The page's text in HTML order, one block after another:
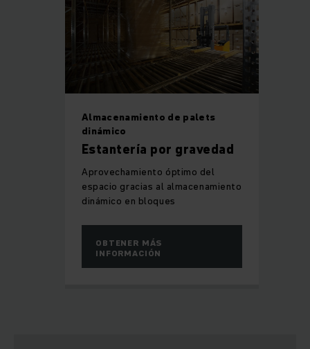
Almacenamiento de palets
dinámico
Estantería por gravedad
Aprovechamiento óptimo del
espacio gracias al almacenamiento
dinámico en bloques
OBTENER MÁS
INFORMACIÓN